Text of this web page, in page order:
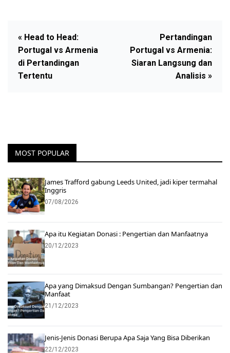
« Head to Head:
Portugal vs Armenia
di Pertandingan
Tertentu
Pertandingan
Portugal vs Armenia:
Siaran Langsung dan
Analisis »
MOST POPULAR
James Trafford gabung Leeds United, jadi kiper termahal
Inggris
07/08/2026
Apa itu Kegiatan Donasi : Pengertian dan Manfaatnya
20/12/2023
Apa yang Dimaksud Dengan Sumbangan? Pengertian dan
Manfaat
21/12/2023
Jenis-Jenis Donasi Berupa Apa Saja Yang Bisa Diberikan
22/12/2023